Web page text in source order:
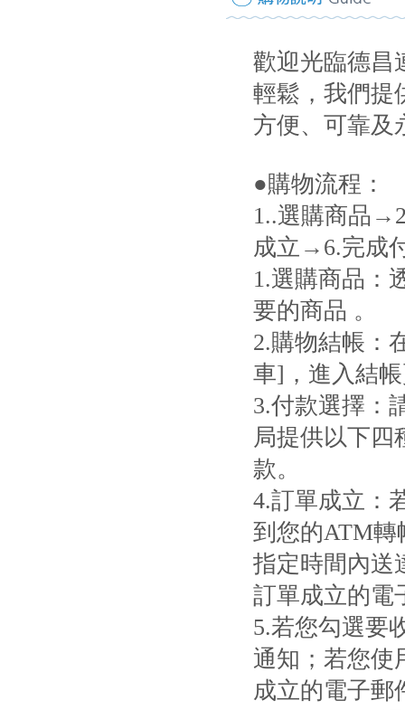
歡迎光臨德昌
輕鬆，我們提
方便、可靠及
●購物流程：
1..選購商品
成立→6.完成
1.選購商品：
要的商品 。
2.購物結帳：
車]，進入結
3.付款選擇：
局提供以下四
款。
4.訂單成立：
到您的ATM
指定時間內送
訂單成立的電
5.若您勾選要
通知；若您使
成立的電子郵